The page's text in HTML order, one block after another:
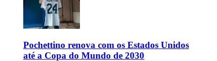
Pochettino renova com os Estados Unidos
até a Copa do Mundo de 2030